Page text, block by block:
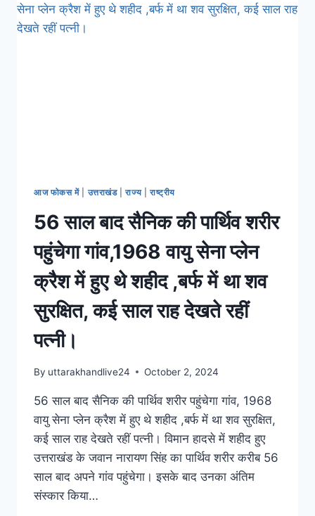
आज फोकस में| उत्तराखंड|राज्य| राष्ट्रीय
56 साल बाद सैनिक की पार्थिव शरीर
पहुंचेगा गांव,1968 वायु सेना प्लेन
क्रैश में हुए थे शहीद ,बर्फ में था शव
सुरक्षित, कई साल राह देखते रहीं
पत्नी।
By uttarakhandlive24 October 2, 2024
56 साल बाद सैनिक की पार्थिव शरीर पहुंचेगा गांव, 1968
वायु सेना प्लेन क्रैश में हुए थे शहीद ,बर्फ में था शव सुरक्षित,
कई साल राह देखते रहीं पत्नी। विमान हादसे में शहीद हुए
उत्तराखंड के जवान नारायण सिंह का पार्थिव शरीर करीब 56
साल बाद अपने गांव पहुंचेगा। इसके बाद उनका अंतिम
संस्कार किया…